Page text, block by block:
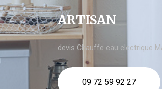
ARTISAN
devis Chauffe eau electrique
09 72 59 92 27